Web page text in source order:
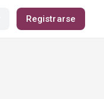
Registrarse